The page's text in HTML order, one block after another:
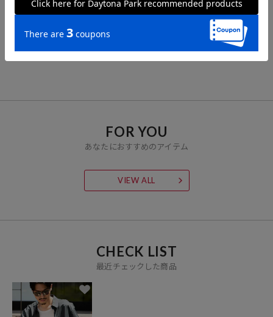
FREAK'S STORE
クスフィット ショートス
バートップ 【限定展開】
FOR YOU
あなたにおすすめのアイテム
VIEW ALL
CHECK LIST
最近チェックした商品